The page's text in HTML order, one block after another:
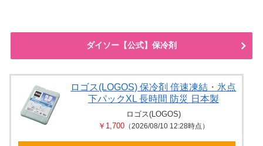
ダイソー【公式】保冷剤
ロゴス(LOGOS) 保冷剤 倍速凍結・氷点
下パックXL 長時間 防災 日本製
ロゴス(LOGOS)
￥1,700（2026/08/10 12:28時点）